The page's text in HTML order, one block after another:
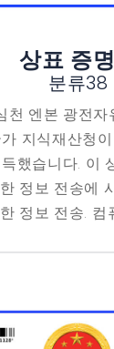
상표 증
분류38
천 엔본 광전자
지식재산청
했습니다. 이
정보 전송에
정보 전송. 컴
다. 상표 증명